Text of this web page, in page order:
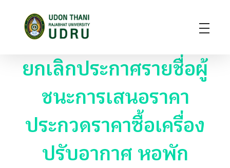
ยกเลิกประกาศรายชื่อผู้
ชนะการเสนอราคา
ประกวดราคาซื้อเครื่อง
ปรับอากาศ หอพัก